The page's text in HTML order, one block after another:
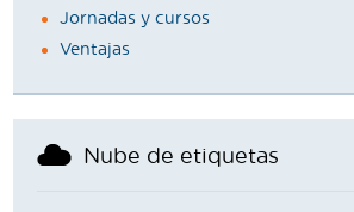
Jornadas y cursos
Ventajas
Nube de etiquetas